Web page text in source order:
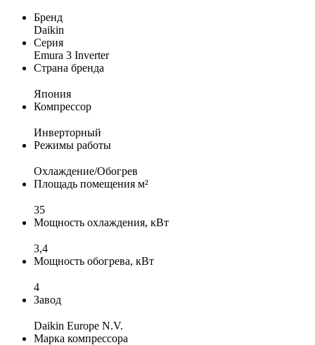
Бренд
Daikin
Серия
Emura 3 Inverter
Страна бренда
Япония
Компрессор
Инверторный
Режимы работы
Охлаждение/Обогрев
Площадь помещения м²
35
Мощность охлаждения, кВт
3,4
Мощность обогрева, кВт
4
Завод
Daikin Europe N.V.
Марка компрессора